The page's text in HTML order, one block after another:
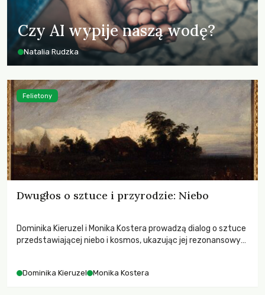
Czy AI wypije naszą wodę?
Natalia Rudzka
Dwugłos o sztuce i przyrodzie: Niebo
Dominika Kieruzel i Monika Kostera prowadzą dialog o sztuce
przedstawiającej niebo i kosmos, ukazując jej rezonansowy
Dominika Kieruzel Monika Kostera
Felietony